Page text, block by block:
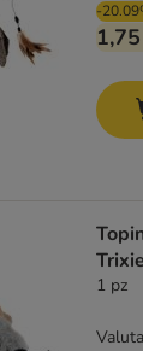
-
Trixie
1 pz